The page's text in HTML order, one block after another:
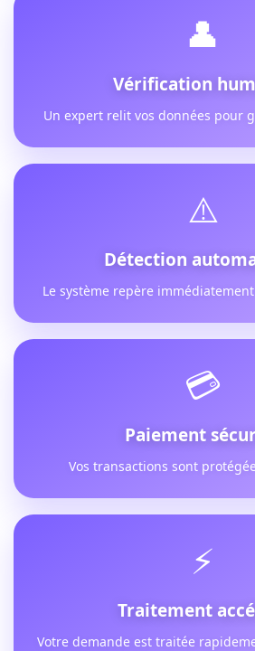
👤
Vérification
Un expert relit vos données pour
⚠️
Détection
Le système repère
💳
Paiement
Vos transactions sont
⚡
Traitement
Votre demande est traitée